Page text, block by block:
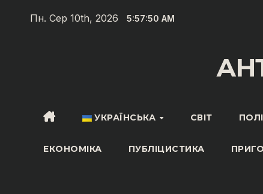
Пн. Сер 10th, 2026 5:57:51 AM
УКРАЇНСЬКА СВІТ
ЕКОНОМІКА ПУБЛІЦИСТИКА